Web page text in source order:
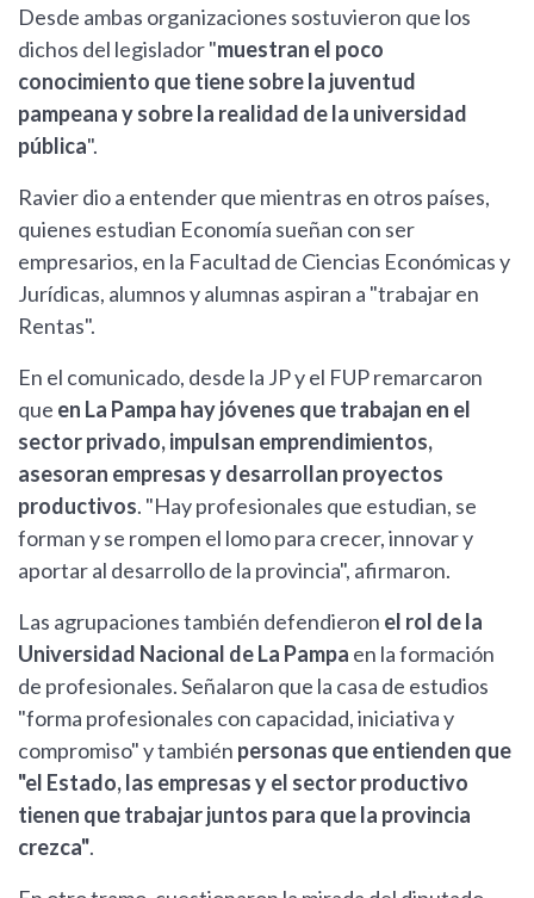
Desde ambas organizaciones sostuvieron que los
dichos del legislador "muestran el poco
conocimiento que tiene sobre la juventud
pampeana y sobre la realidad de la universidad
pública".
Ravier dio a entender que mientras en otros países,
quienes estudian Economía sueñan con ser
empresarios, en la Facultad de Ciencias Económicas y
Jurídicas, alumnos y alumnas aspiran a "trabajar en
Rentas".
En el comunicado, desde la JP y el FUP remarcaron
que en La Pampa hay jóvenes que trabajan en el
sector privado, impulsan emprendimientos,
asesoran empresas y desarrollan proyectos
productivos. "Hay profesionales que estudian, se
forman y se rompen el lomo para crecer, innovar y
aportar al desarrollo de la provincia", afirmaron.
Las agrupaciones también defendieron el rol de la
Universidad Nacional de La Pampa en la formación
de profesionales. Señalaron que la casa de estudios
"forma profesionales con capacidad, iniciativa y
compromiso" y también personas que entienden que
"el Estado, las empresas y el sector productivo
tienen que trabajar juntos para que la provincia
crezca".